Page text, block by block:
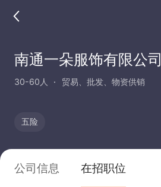
南通一朵服饰有限公司
30-60人 贸易、批发、物资供销
五险
公司信息 在招职位